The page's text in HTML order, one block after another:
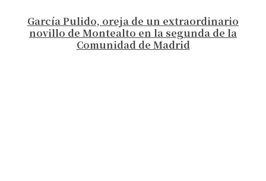
García Pulido, oreja de un extraordinario
novillo de Montealto en la segunda de la
Comunidad de Madrid